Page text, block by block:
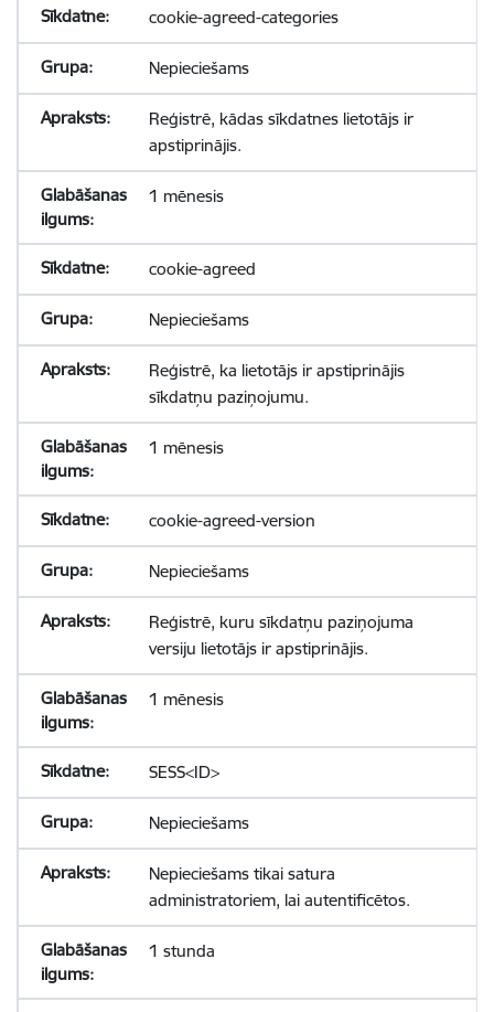
cookie-agreed-categories
Nepieciešams
Reģistrē, kādas sīkdatnes lietotājs ir
apstiprinājis.
1 mēnesis
cookie-agreed
Nepieciešams
Reģistrē, ka lietotājs ir apstiprinājis
sīkdatņu paziņojumu.
1 mēnesis
cookie-agreed-version
Nepieciešams
Reģistrē, kuru sīkdatņu paziņojuma
versiju lietotājs ir apstiprinājis.
1 mēnesis
SESS<ID>
Nepieciešams
Nepieciešams tikai satura
administratoriem, lai autentificētos.
1 stunda